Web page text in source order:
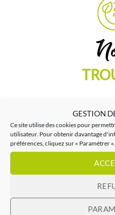
GESTION
Ce site utilise des cookies pour
utilisateur. Pour obtenir davantage
préférences, cliquez sur « Paramétrer ».